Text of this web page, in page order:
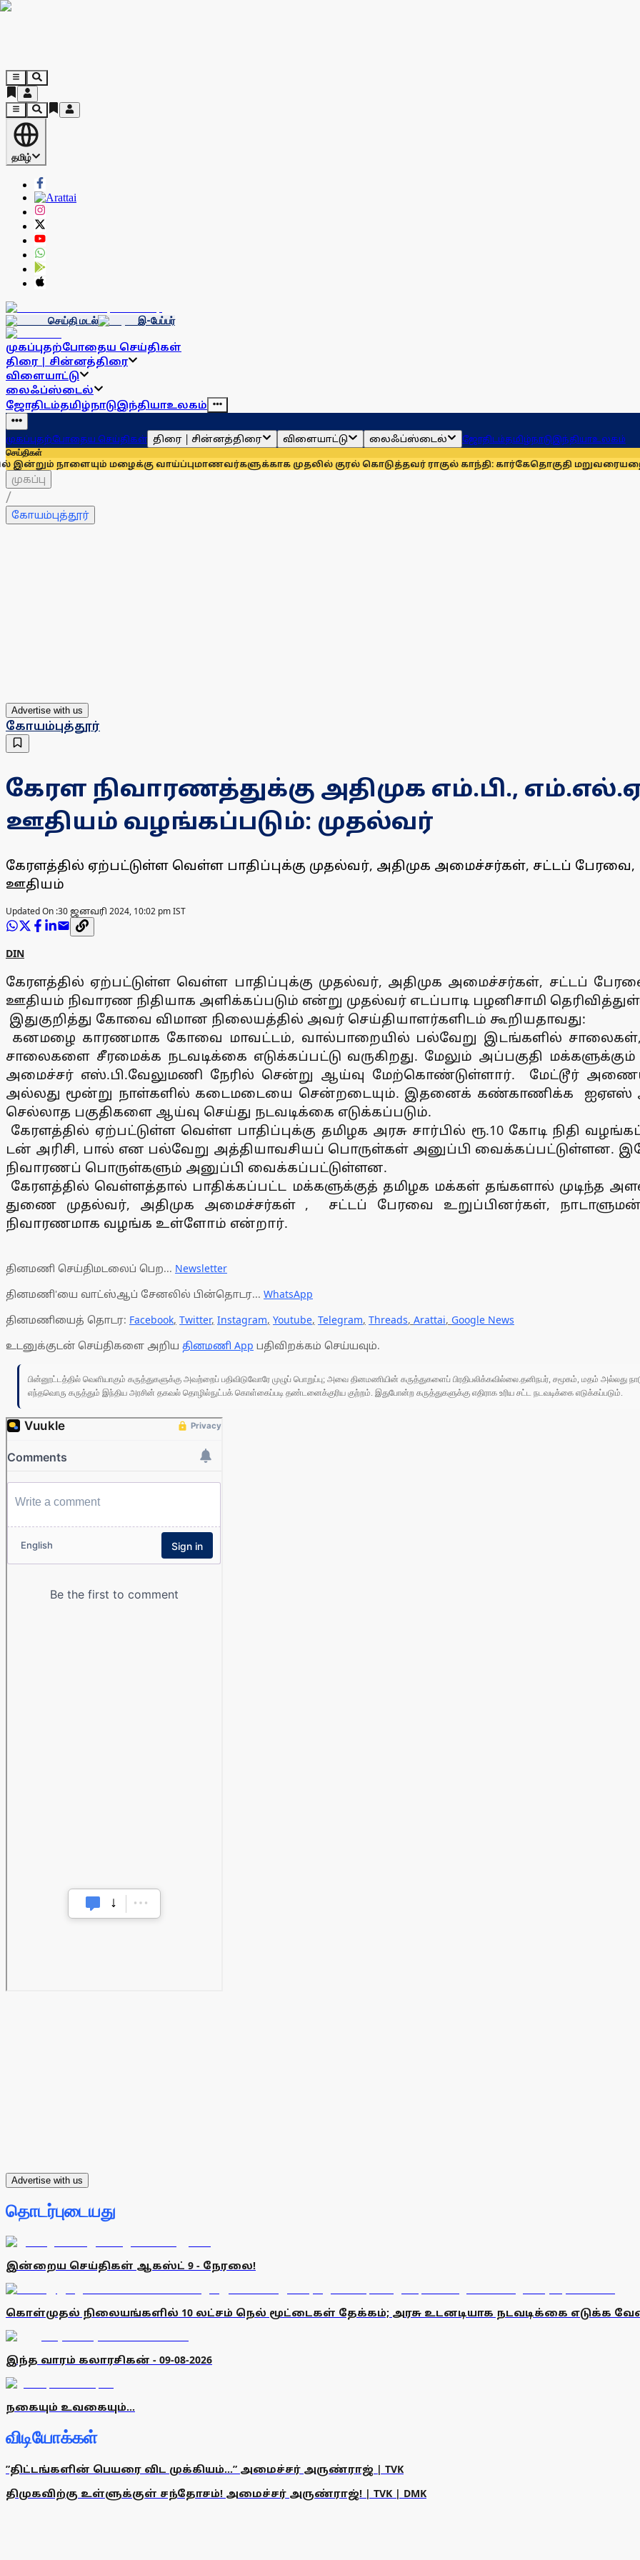
தமிழ்
செய்தி மடல் இ-பேப்பர்
முகப்புதற்போதைய செய்திகள்
திரை | சின்னத்திரை
விளையாட்டு
லைஃப்ஸ்டைல்
ஜோதிடம்தமிழ்நாடுஇந்தியாஉலகம்
முகப்புதற்போதைய செய்திகள் திரை | சின்னத்திரை விளையாட்டு லைஃப்ஸ்டைல் ஜோதிடம்தமிழ்நாடுஇந்தியாஉலகம்
செய்திகள்
மழைக்கு வாய்ப்புமாணவர்களுக்காக முதலில் குரல் கொடுத்தவர் ராகுல் காந்தி: கார்கேதொகுதி மறுவரையறையை
முகப்பு
/
கோயம்புத்தூர்
Advertise with us
கோயம்புத்தூர்
கேரள நிவாரணத்துக்கு அதிமுக எம்.பி.,
ஊதியம் வழங்கப்படும்: முதல்வர்
கேரளத்தில் ஏற்பட்டுள்ள வெள்ள பாதிப்புக்கு முதல்வர், அதிமுக அமைச்சர்கள், சட்டப்
ஊதியம்
Updated On :30 ஜனவரி 2024, 10:02 pm IST
DIN
கேரளத்தில் ஏற்பட்டுள்ள வெள்ள பாதிப்புக்கு முதல்வர், அதிமுக அமைச்சர்கள், சட்டப்
ஊதியம் நிவாரண நிதியாக அளிக்கப்படும் என்று முதல்வர் எடப்பாடி பழனிசாமி
இதுகுறித்து கோவை விமான நிலையத்தில் அவர் செய்தியாளர்களிடம் கூறியதாவது:
கனமழை காரணமாக கோவை மாவட்டம், வால்பாறையில் பல்வேறு இடங்களில் சாலைகள்,
சாலைகளை சீரமைக்க நடவடிக்கை எடுக்கப்பட்டு வருகிறது. மேலும் அப்பகுதி
அமைச்சர் எஸ்.பி.வேலுமணி நேரில் சென்று ஆய்வு மேற்கொண்டுள்ளார். மேட்டூர்
அல்லது மூன்று நாள்களில் கடைமடையை சென்றடையும். இதனைக் கண்காணிக்க ஐஏஎஸ்
செல்லாத பகுதிகளை ஆய்வு செய்து நடவடிக்கை எடுக்கப்படும்.
கேரளத்தில் ஏற்பட்டுள்ள வெள்ள பாதிப்புக்கு தமிழக அரசு சார்பில் ரூ.10 கோடி நிதி
டன் அரிசி, பால் என பல்வேறு அத்தியாவசியப் பொருள்கள் அனுப்பி வைக்கப்பட்டுள்ளன.
நிவாரணப் பொருள்களும் அனுப்பி வைக்கப்பட்டுள்ளன.
கேரளத்தில் வெள்ளத்தால் பாதிக்கப்பட்ட மக்களுக்குத் தமிழக மக்கள் தங்களால் முடிந்த
துணை முதல்வர், அதிமுக அமைச்சர்கள் , சட்டப் பேரவை உறுப்பினர்கள்,
நிவாரணமாக வழங்க உள்ளோம் என்றார்.
தினமணி செய்திமடலைப் பெற... Newsletter
தினமணி'யை வாட்ஸ்ஆப் சேனலில் பின்தொடர... WhatsApp
தினமணியைத் தொடர: Facebook, Twitter, Instagram, Youtube, Telegram, Threads, Arattai, Google News
உடனுக்குடன் செய்திகளை அறிய தினமணி App பதிவிறக்கம் செய்யவும்.
பின்னூட்டத்தில் வெளியாகும் கருத்துகளுக்கு அவற்றைப் பதிவிடுவோரே முழுப் பொறுப்பு; அவை தினமணியின் கருத்துகளைப் பிரதிபலிக்கவில்லை.தனிநபர், சமூகம், மதம் அல்லது
எந்தவொரு கருத்தும் இந்திய அரசின் தகவல் தொழில்நுட்பக் கொள்கைப்படி தண்டனைக்குரிய குற்றம். இதுபோன்ற கருத்துகளுக்கு எதிராக உரிய சட்ட நடவடிக்கை எடுக்கப்படும்.
Advertise with us
தொடர்புடையது
இன்றைய செய்திகள் ஆகஸ்ட் 9 - நேரலை!
கொள்முதல் நிலையங்களில் 10 லட்சம் நெல் மூட்டைகள் தேக்கம்; அரசு உடனடியாக நடவடிக்கை எடுக்க
இந்த வாரம் கலாரசிகன் - 09-08-2026
நகையும் உவகையும்...
விடியோக்கள்
”திட்டங்களின் பெயரை விட முக்கியம்...” அமைச்சர் அருண்ராஜ் | TVK
திமுகவிற்கு உள்ளுக்குள் சந்தோசம்! அமைச்சர் அருண்ராஜ்! | TVK | DMK